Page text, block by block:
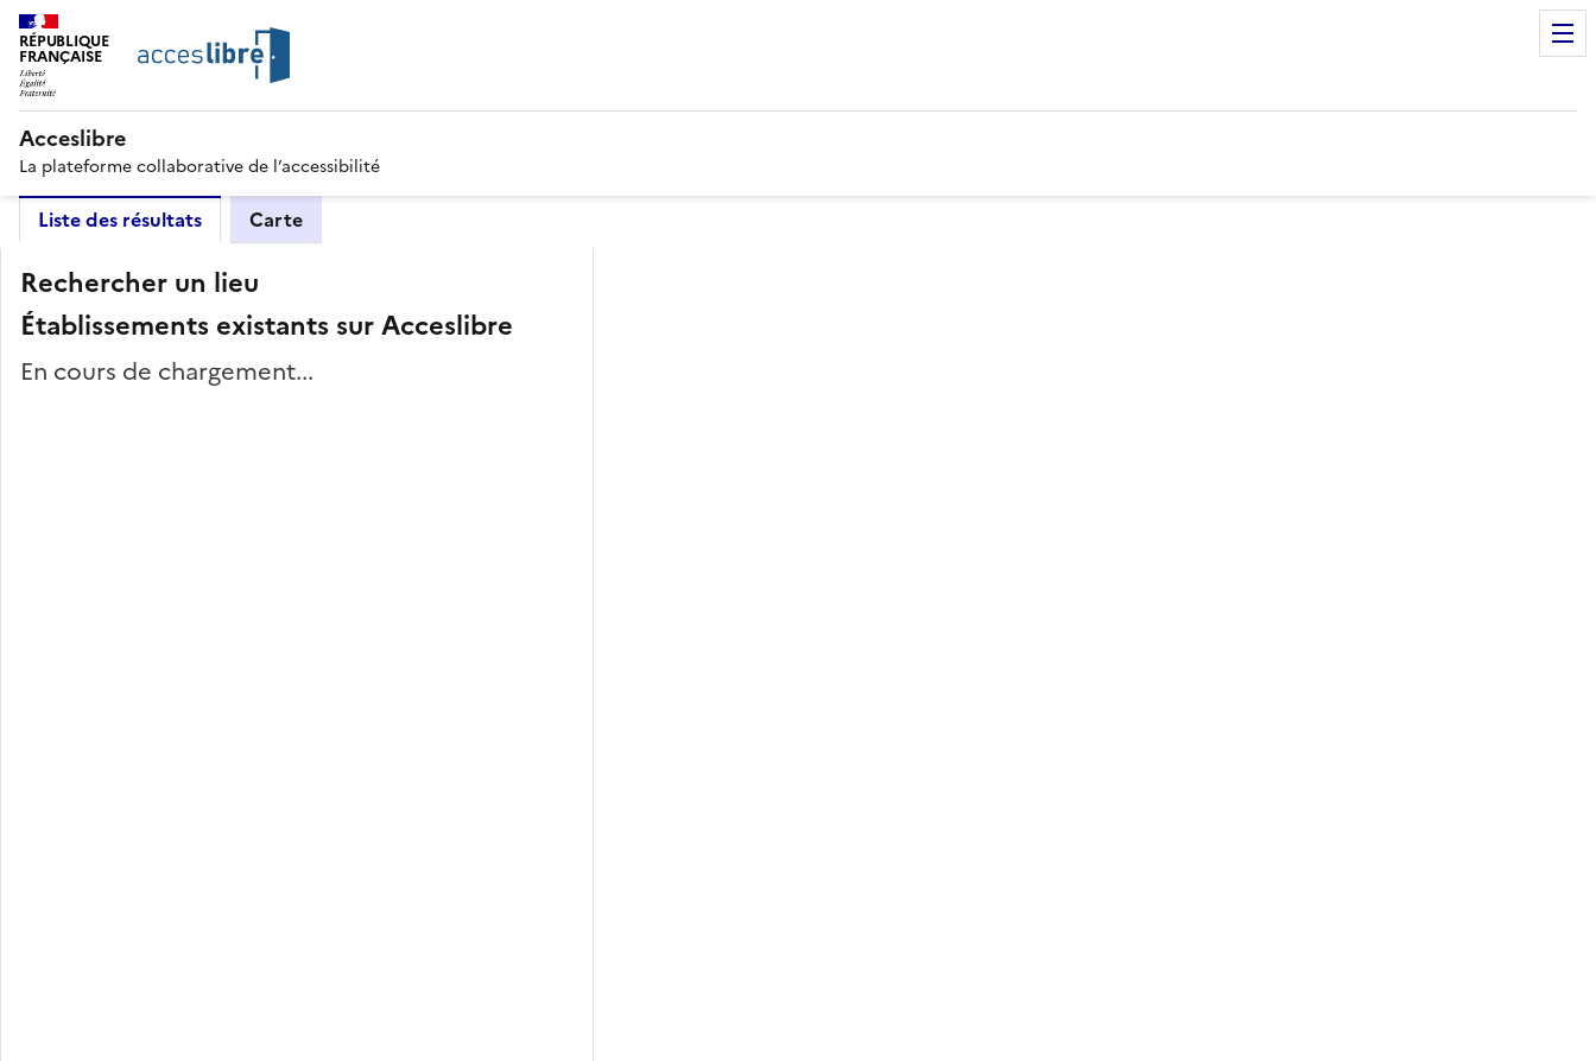
RÉPUBLIQUE
FRANÇAISE
Acceslibre
La plateforme collaborative de l’accessibilité
Liste des résultats Carte
Rechercher un lieu
Établissements existants sur Acceslibre
En cours de chargement...